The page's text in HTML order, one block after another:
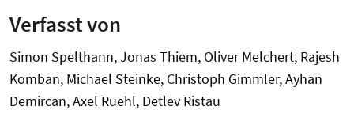
Verfasst von
Simon Spelthann, Jonas Thiem, Oliver Melchert, Rajesh
Komban, Michael Steinke, Christoph Gimmler, Ayhan
Demircan, Axel Ruehl, Detlev Ristau